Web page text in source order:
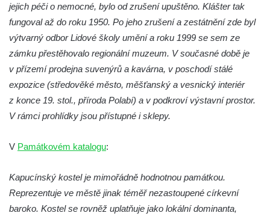
Křížová cesta Římov – V. kaple – Smutná
duše
Křížová cesta Římov – IV. kaple – Pustá ves
Křížová cesta Římov – II. kaple – Poslední
večeře Páně
Ježíše s Pannou Marií
Kaple v Horním Třeboníně
jejich péči o nemocné, bylo od zrušení upuštěno. Klášter tak
fungoval až do roku 1950. Po jeho zrušení a zestátnění zde byl
výtvarný odbor Lidové školy umění a roku 1999 se sem ze
zámku přestěhovalo regionální muzeum. V současné době je
v přízemí prodejna suvenýrů a kavárna, v poschodí stálé
expozice (středověké město, měšťanský a vesnický interiér
z konce 19. stol., příroda Polabí) a v podkroví výstavní prostor.
V rámci prohlídky jsou přístupné i sklepy.
V Památkovém katalogu:
Kapucínský kostel je mimořádně hodnotnou památkou.
Reprezentuje ve městě jinak téměř nezastoupené církevní
baroko. Kostel se rovněž uplatňuje jako lokální dominanta,